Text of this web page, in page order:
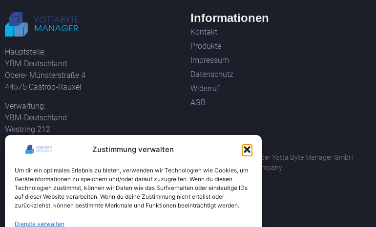
Zustimmung verwalten
Um dir ein optimales Erlebnis zu bieten, verwenden wir Technologien wie Cookies, um
Geräteinformationen zu speichern und/oder darauf zuzugreifen. Wenn du diesen
Technologien zustimmst, können wir Daten wie das Surfverhalten oder eindeutige IDs
auf dieser Website verarbeiten. Wenn du deine Zustimmung nicht erteilst oder
zurückziehst, können bestimmte Merkmale und Funktionen beeinträchtigt werden.
Dienste verwalten
Hauptstelle:
YBM-Deutschland
Obere- Münsterstraße 4
44575 Castrop-Rauxel
Verwaltung:
YBM-Deutschland
Westring 212
44579 Castrop-Rauxel
info@ybm-deutschland.de
Teamviewer Download
Informationen
Kontakt
Produkte
Impressum
Datenschutz
Widerruf
AGB
Alle Bildrechte gehören der Yotta Byte Manager GmbH
und der ByronBricks Company